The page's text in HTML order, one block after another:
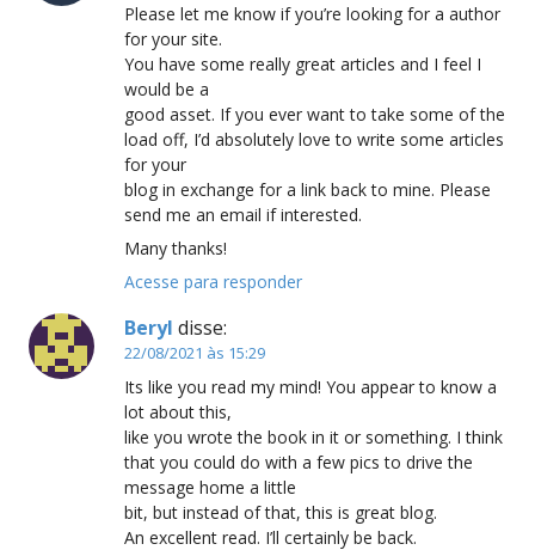
Please let me know if you’re looking for a author
for your site.
You have some really great articles and I feel I
would be a
good asset. If you ever want to take some of the
load off, I’d absolutely love to write some articles
for your
blog in exchange for a link back to mine. Please
send me an email if interested.
Many thanks!
Acesse para responder
Beryl disse:
22/08/2021 às 15:29
Its like you read my mind! You appear to know a
lot about this,
like you wrote the book in it or something. I think
that you could do with a few pics to drive the
message home a little
bit, but instead of that, this is great blog.
An excellent read. I’ll certainly be back.